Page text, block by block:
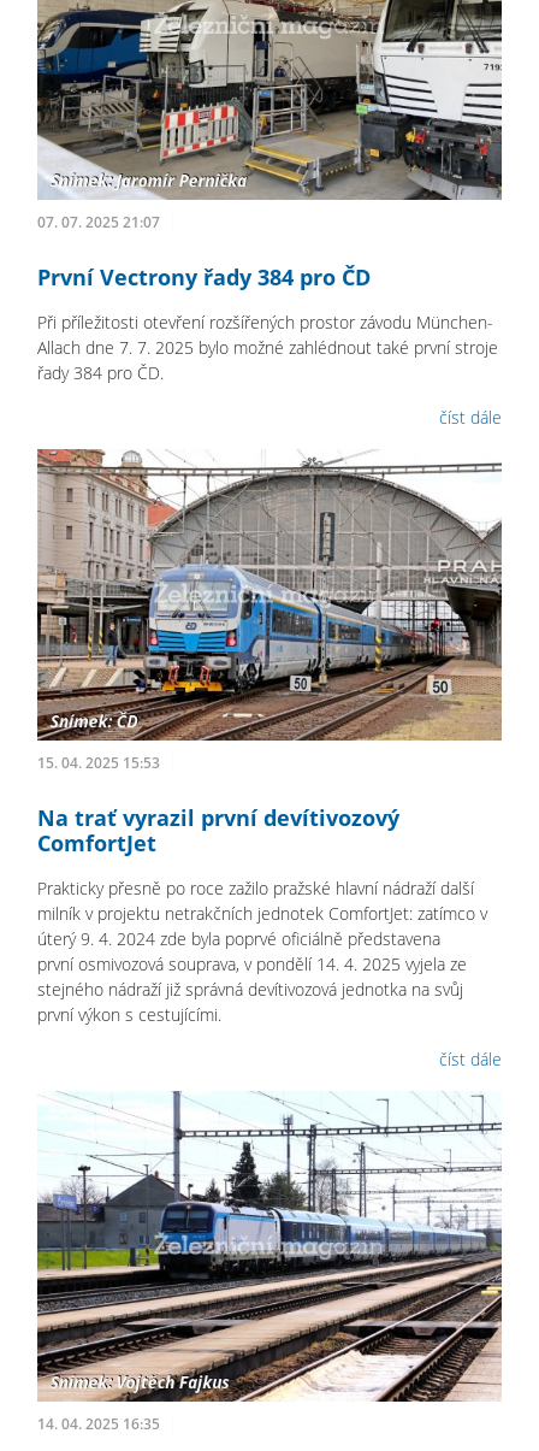
07. 07. 2025 21:07
První Vectrony řady 384 pro ČD
Při příležitosti otevření rozšířených prostor závodu München-
Allach dne 7. 7. 2025 bylo možné zahlédnout také první stroje
řady 384 pro ČD.
číst dále
15. 04. 2025 15:53
Na trať vyrazil první devítivozový
ComfortJet
Prakticky přesně po roce zažilo pražské hlavní nádraží další
milník v projektu netrakčních jednotek ComfortJet: zatímco v
úterý 9. 4. 2024 zde byla poprvé oficiálně představena
první osmivozová souprava, v pondělí 14. 4. 2025 vyjela ze
stejného nádraží již správná devítivozová jednotka na svůj
první výkon s cestujícími.
číst dále
14. 04. 2025 16:35